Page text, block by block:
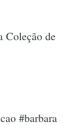
de
#barbara